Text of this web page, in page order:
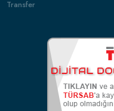
Transfer